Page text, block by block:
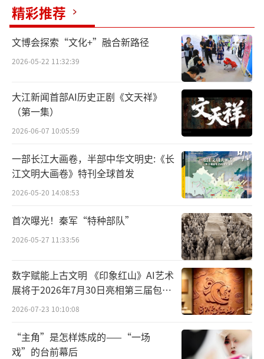
精彩推荐
文博会探索“文化+”融合新路径
2026-05-22 11:32:39
大江新闻首部AI历史正剧《文天祥》
（第一集）
2026-06-07 10:05:59
一部长江大画卷，半部中华文明史:《长
江文明大画卷》特刊全球首发
2026-05-20 14:08:53
首次曝光！秦军“特种部队”
2026-05-27 11:33:56
数字赋能上古文明 《印象红山》AI艺术
展将于2026年7月30日亮相第三届包头
艺博会
2026-07-23 10:10:08
“主角”是怎样炼成的——“一场
戏”的台前幕后